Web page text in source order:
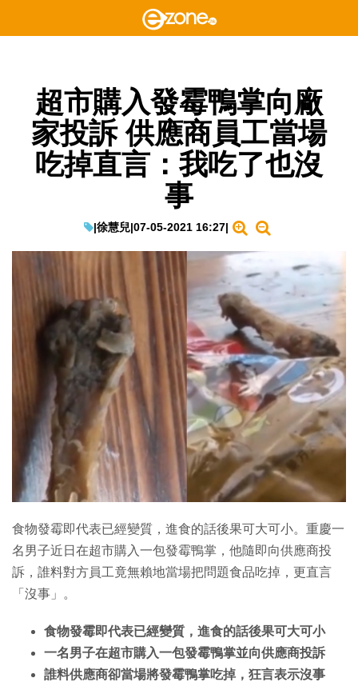
超市購入發霉鴨掌向廠
家投訴 供應商員工當場
吃掉直言：我吃了也沒
事
|徐慧兒|07-05-2021 16:27|
食物發霉即代表已經變質，進食的話後果可大可小。重慶一
名男子近日在超市購入一包發霉鴨掌，他隨即向供應商投
訴，誰料對方員工竟無賴地當場把問題食品吃掉，更直言
「沒事」。
食物發霉即代表已經變質，進食的話後果可大可小
一名男子在超市購入一包發霉鴨掌並向供應商投訴
誰料供應商卻當場將發霉鴨掌吃掉，狂言表示沒事